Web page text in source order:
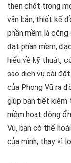
then chốt trong
văn bản, thiết kế
phần mềm là
đặt phần mềm,
hiểu về kỹ thuật,
sao dịch vụ cài
của Phong Vũ ra
giúp bạn tiết kiệm
mềm hoạt động
Vũ, bạn có thể
của mình, thay vì